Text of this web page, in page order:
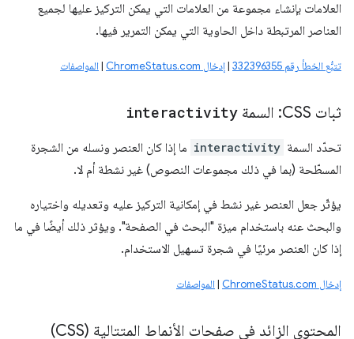
العلامات بإنشاء مجموعة من العلامات التي يمكن التركيز عليها لجميع
العناصر المرتبطة داخل الحاوية التي يمكن التمرير فيها.
تتبُّع الخطأ رقم 332396355 |إدخال ChromeStatus.com |المواصفات
ثبات CSS: السمة interactivity
تحدّد السمة interactivity ما إذا كان العنصر ونسله من الشجرة
المسطّحة (بما في ذلك مجموعات النصوص) غير نشطة أم لا.
يؤثّر جعل العنصر غير نشط في إمكانية التركيز عليه وتعديله واختياره
والبحث عنه باستخدام ميزة "البحث في الصفحة". ويؤثر ذلك أيضًا في ما
إذا كان العنصر مرئيًا في شجرة تسهيل الاستخدام.
إدخال ChromeStatus.com |المواصفات
المحتوى الزائد في صفحات الأنماط المتتالية (CSS)